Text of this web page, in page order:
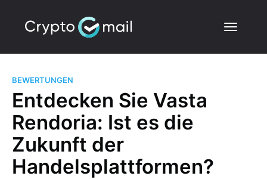
BEWERTUNGEN
Entdecken Sie Vasta
Rendoria: Ist es die
Zukunft der
Handelsplattformen?